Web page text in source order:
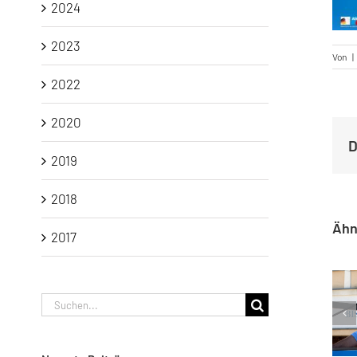
Von |
2024
2023
2022
2020
2019
2018
2017
Suche